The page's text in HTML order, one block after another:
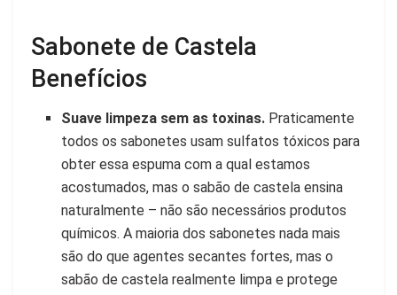
Sabonete de Castela
Benefícios
Suave limpeza sem as toxinas. Praticamente
todos os sabonetes usam sulfatos tóxicos para
obter essa espuma com a qual estamos
acostumados, mas o sabão de castela ensina
naturalmente – não são necessários produtos
químicos. A maioria dos sabonetes nada mais
são do que agentes secantes fortes, mas o
sabão de castela realmente limpa e protege